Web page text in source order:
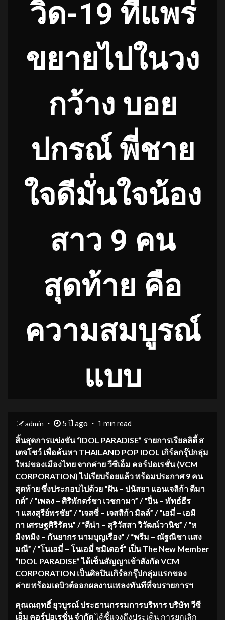
วิด-19 ที่แพร่
ขยายไปในวง
กว้าง บอย
ปกรณ์ พี่ชาย
ใจดีมั่นใจน้อง
สาว 9 คน
สุดท้าย คือ
ความสมบูรณ์
แบบ
admin 5 ปี ago 1 min read
สิ้นสุดการแข่งขัน“IDOL PARADISE” รายการเรียลลิตี้ ส
เตจโชว์ เพื่อค้นหา THAILAND POP IDOL เกิร์ลกรุ๊ปกลุ่ม
ใหม่ของเมืองไทย จากค่ายวีซีเอ็ม คอร์ปอเรชั่น (VCM
CORPORATION) ไปเรียบร้อยแล้ว พร้อมประกาศ9 คน
สุดท้าย ซึ่งประกอบไปด้วย “ฝัน – ปนัสยา แอนเจลิก้า ดีมา
กด์” / “เพลง – ศิริพักตร์ชา เวชกามา” / “ปิ่น – พัทธ์ธีร
า แสงสุรีย์พรชัย” / “เจสซี่ – เจสสิก้า มิลล์” / “เอมี่ – เอมิ
กา เศรษฐศิริรัตน” / “ดีน่า – สุริวัสสาวิวัฒน์วานิช” / “ห
มิงหมิง – กันยากร นามบุญเรือง” / “พรีม – ณัฐณิชา แสง
มณี” / “โนเอมี่ – โนเอมี่ ชมิเดอร์” เป็นThe New Member
“IDOL PARADISE” ได้เซ็นสัญญาเข้าสังกัดVCM
CORPORATION เป็นศิลปินเกิร์ลกรุ๊ปกลุ่มแรกของ
ค่ายพร้อมเดบิวต์ออกผลงานเพลงทันทีที่จบรายการฯ
คุณณฤทธิ์ ยุวบูรณ์ ประธานกรรมการบริหาร บริษัท วีซี
เอ็ม คอร์ปอเรชั่น จำกัดได้ชี้แจงถึงประเด็น การยกเลิก